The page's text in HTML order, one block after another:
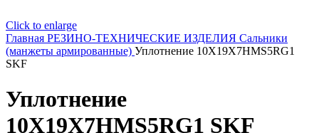
Click to enlarge
Главная РЕЗИНО-ТЕХНИЧЕСКИЕ ИЗДЕЛИЯ Сальники
(манжеты армированные) Уплотнение 10X19X7HMS5RG1
SKF
Уплотнение
10X19X7HMS5RG1 SKF